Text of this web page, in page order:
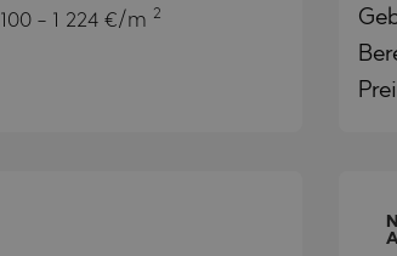
100 - 1 224 €/m 2